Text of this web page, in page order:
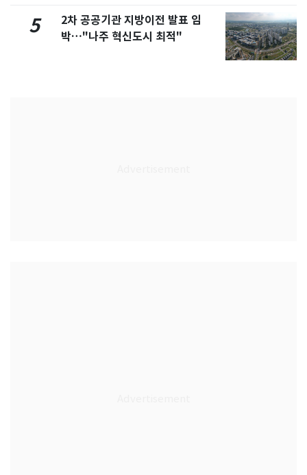
5
2차 공공기관 지방이전 발표 임
박…"나주 혁신도시 최적"